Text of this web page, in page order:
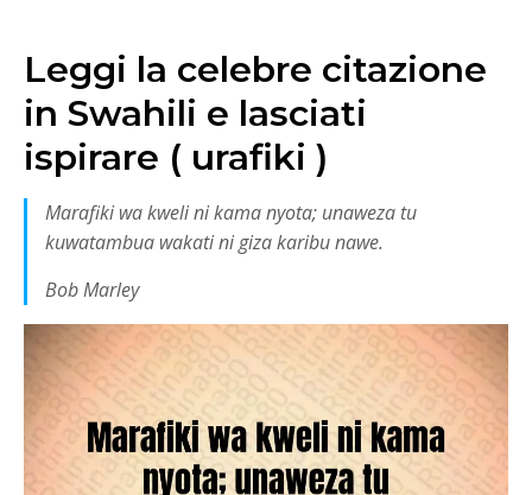
Leggi la celebre citazione
in Swahili e lasciati
ispirare ( urafiki )
Marafiki wa kweli ni kama nyota; unaweza tu
kuwatambua wakati ni giza karibu nawe.
Bob Marley